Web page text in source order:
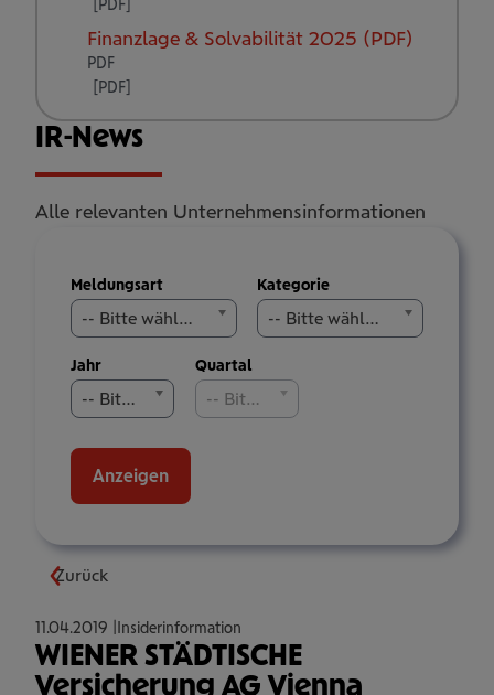
Finanzlage & Solvabilität 2025 (PDF)
PDF
IR-News
Alle relevanten Unternehmensinformationen
Meldungen
filtern
Meldungsart
-- Bitte wählen Sie aus --
Kategorie
-- Bitte wählen Sie aus --
Jahr
-- Bitte wählen Sie aus --
Quartal
-- Bitte wählen Sie aus --
Anzeigen
Zurück
11.04.2019 Insiderinformation
WIENER STÄDTISCHE
Versicherung AG Vienna